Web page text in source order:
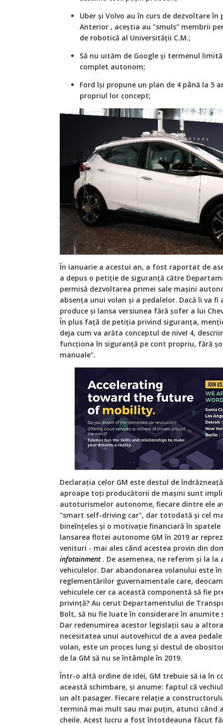
Uber și Volvo au în curs de dezvoltare
Anterior , aceștia au "smuls" membrii
de robotică al Universității C.M.;
Să nu uităm de Google și termenul
complet autonom;
Ford își propune un plan de 4 până la 5
propriul lor concept;
În ianuarie a acestui an, a fost raportat de
a depus o petiție de siguranță către
permisă dezvoltarea primei sale mașini
absența unui volan și a pedalelor. Dacă îi va fi
produce și lansa versiunea fără șofer a lui
În plus față de petiția privind siguranța,
deja cum va arăta conceptul de nivel 4,
funcționa în siguranță pe cont propriu, fără
manuale".
Declarația celor GM este destul de
aproape toți producătorii de mașini sunt
autoturismelor autonome, fiecare dintre ele
"smart self-driving car", dar totodată și cel
bineînțeles și o motivație financiară în spatele
lansarea flotei autonome GM în 2019 ar
venituri - mai ales când acestea provin din
infotainment. De asemenea, ne referim și la
vehiculelor. Dar abandonarea volanului este
reglementărilor guvernamentale care,
vehiculele cer ca această componentă să fie
privință? Au cerut Departamentului de
Bolt, să nu fie luate în considerare în
Dar redenumirea acestor legislații sau a
necesitatea unui autovehicul de a avea
volan, este un proces lung și destul de
de la GM să nu se întâmple în 2019.
Într-o altă ordine de idei, GM trebuie să ia în
această schimbare, și anume: faptul că
un alt pasager. Fiecare relație a
termină mai mult sau mai puțin, atunci când
cheile. Acest lucru a fost întotdeauna făcut